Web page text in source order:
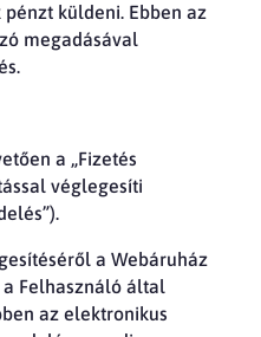
küldeni. Ebben az
megadásával
a „Fizetés
véglegesíti
a Webáruház
Felhasználó által
az elektronikus